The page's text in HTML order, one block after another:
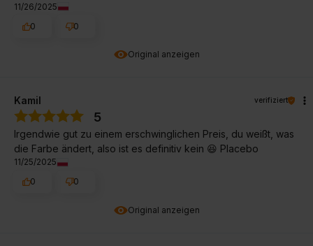
Original anzeigen
11/26/2025
0
0
Original anzeigen
Kamil verifiziert
5
Irgendwie gut zu einem erschwinglichen Preis, du weißt, was
die Farbe ändert, also ist es definitiv kein 😆 Placebo
11/25/2025
0
0